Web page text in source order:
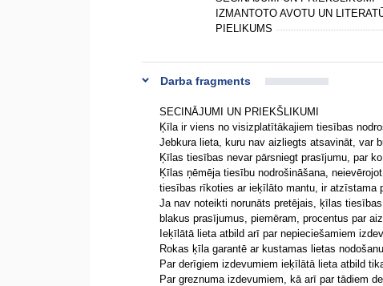
IZMANTOTO AVOTU UN
PIELIKUMS
Darba fragments
SECINĀJUMI UN PRIEKŠLIKUMI
Ķīla ir viens no visizplatītākajiem tiesības
Jebkura lieta, kuru nav aizliegts atsavināt, var
Ķīlas tiesības nevar pārsniegt prasījumu, par
Ķīlas ņēmēja tiesību nodrošināšana,
tiesības rīkoties ar ieķīlāto mantu, ir atzīstama
Ja nav noteikti norunāts pretējais, ķīlas
blakus prasījumus, piemēram, procentus par
Ieķīlātā lieta atbild arī par nepieciešamiem
Rokas ķīla garantē ar kustamas lietas
Par derīgiem izdevumiem ieķīlātā lieta atbild
Par greznuma izdevumiem, kā arī par tādiem